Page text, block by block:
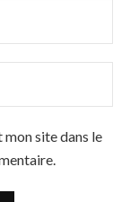
site dans le